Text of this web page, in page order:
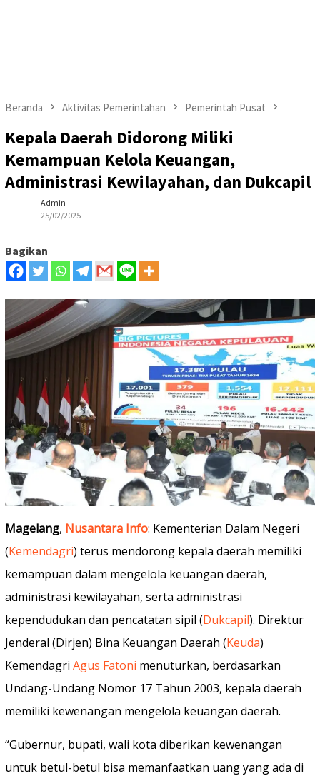
Beranda Aktivitas Pemerintahan Pemerintah Pusat
Kepala Daerah Didorong Miliki
Kemampuan Kelola Keuangan,
Administrasi Kewilayahan, dan Dukcapil
Admin
25/02/2025
Bagikan
Magelang, Nusantara Info: Kementerian Dalam Negeri
(Kemendagri) terus mendorong kepala daerah memiliki
kemampuan dalam mengelola keuangan daerah,
administrasi kewilayahan, serta administrasi
kependudukan dan pencatatan sipil (Dukcapil). Direktur
Jenderal (Dirjen) Bina Keuangan Daerah (Keuda)
Kemendagri Agus Fatoni menuturkan, berdasarkan
Undang-Undang Nomor 17 Tahun 2003, kepala daerah
memiliki kewenangan mengelola keuangan daerah.
“Gubernur, bupati, wali kota diberikan kewenangan
untuk betul-betul bisa memanfaatkan uang yang ada di